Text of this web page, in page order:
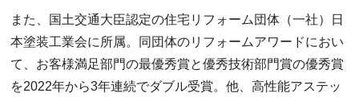
また、国土交通大臣認定の住宅リフォーム団体（一社）日
本塗装工業会に所属。同団体のリフォームアワードにおい
て、お客様満足部門の最優秀賞と優秀技術部門賞の優秀賞
を2022年から3年連続でダブル受賞。他、高性能アステッ